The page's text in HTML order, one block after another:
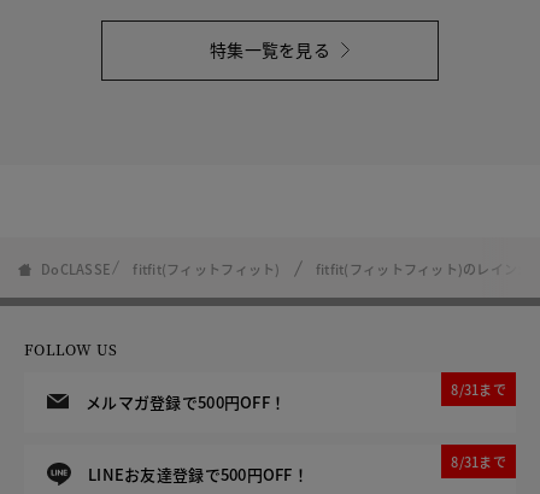
特集一覧を見る
DoCLASSE fitfit(フィットフィット) fitfit(フィットフィット)のレインシ
FOLLOW US
メルマガ登録で500円OFF！
8/31まで
LINEお友達登録で500円OFF！
8/31まで